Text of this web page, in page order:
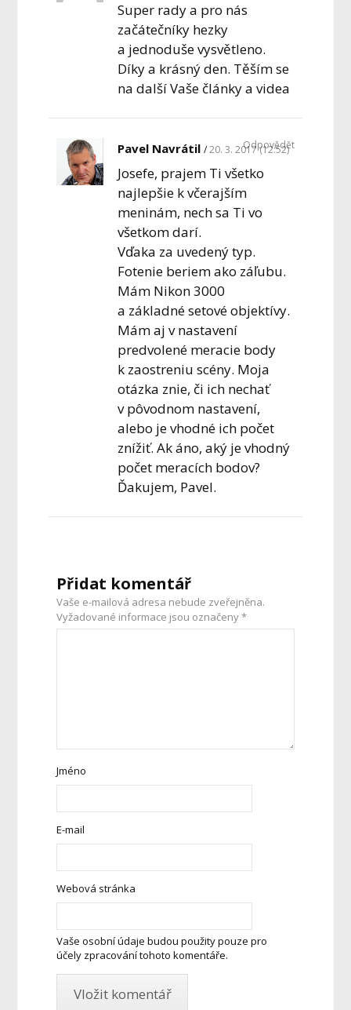
Super rady a pro nás
začátečníky hezky
a jednoduše vysvětleno.
Díky a krásný den. Těším se
na další Vaše články a videa
Pavel Navrátil 20. 3. 2017 (12:52)
Josefe, prajem Ti všetko
najlepšie k včerajším
meninám, nech sa Ti vo
všetkom darí.
Vďaka za uvedený typ.
Fotenie beriem ako záľubu.
Mám Nikon 3000
a základné setové objektívy.
Mám aj v nastavení
predvolené meracie body
k zaostreniu scény. Moja
otázka znie, či ich nechať
v pôvodnom nastavení,
alebo je vhodné ich počet
znížiť. Ak áno, aký je vhodný
počet meracích bodov?
Ďakujem, Pavel.
Odpovědět
Přidat komentář
Vaše e-mailová adresa nebude zveřejněna.
Vyžadované informace jsou označeny*
Jméno
E-mail
Webová stránka
Vaše osobní údaje budou použity pouze pro
účely zpracování tohoto komentáře.